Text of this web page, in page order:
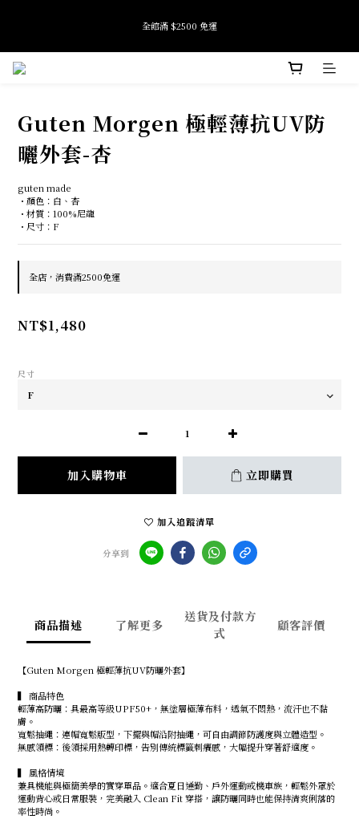
加入會員即享首購禮金 $100元
44
42
6
4
5
3
5
3
9
7
2
1
全館滿 $2500 免運
Guten Morgen 極輕薄抗UV防
曬外套-杏
guten made
・顏色：白、杏
・材質：100%尼龍
・尺寸：F
全店，消費滿2500免運
NT$1,480
尺寸
加入購物車 立即購買
加入追蹤清單
分享到
商品描述 了解更多
送貨及付款方
式
顧客評價
【Guten Morgen 極輕薄抗UV防曬外套】
▍ 商品特色
輕薄高防曬：具最高等級UPF50+，無塗層極薄布料，透氣不悶熱，流汗也不黏
膚。
寬鬆抽繩：連帽寬鬆版型，下擺與帽沿附抽繩，可自由調節防護度與立體造型。
無感領標：後領採用熱轉印標，告別傳統標籤刺癢感，大幅提升穿著舒適度。
▍ 風格情境
兼具機能與極簡美學的實穿單品。適合夏日通勤、戶外運動或機車族，輕鬆外罩於
運動背心或日常服裝，完美融入 Clean Fit 穿搭，讓防曬同時也能保持清爽俐落的
率性時尚。